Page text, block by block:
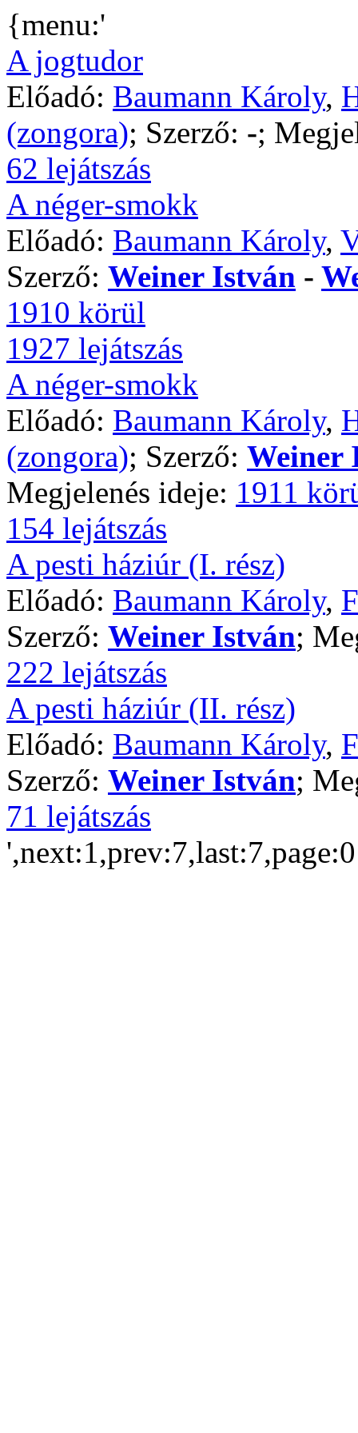
{menu:'
A jogtudor
Előadó: Baumann Károly,
(zongora); Szerző: -;
62 lejátszás
A néger-smokk
Előadó: Baumann Károly,
Szerző: Weiner István -
1910 körül
1927 lejátszás
A néger-smokk
Előadó: Baumann Károly,
(zongora); Szerző: Weiner
Megjelenés ideje: 1911
154 lejátszás
A pesti háziúr (I. rész)
Előadó: Baumann Károly,
Szerző: Weiner István;
222 lejátszás
A pesti háziúr (II. rész)
Előadó: Baumann Károly,
Szerző: Weiner István;
71 lejátszás